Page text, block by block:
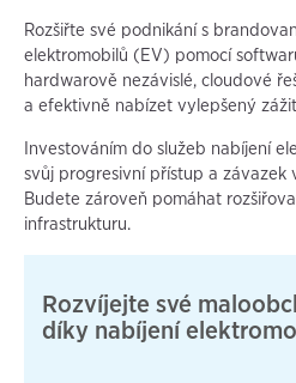
Rozšiřte své podnikání s
elektromobilů (EV) pomocí
hardwarově nezávislé, cloudové
a efektivně nabízet vylepšený
Investováním do služeb nabíjení
svůj progresivní přístup a závazek
Budete zároveň pomáhat
infrastrukturu.
Rozvíjejte své
díky nabíjení